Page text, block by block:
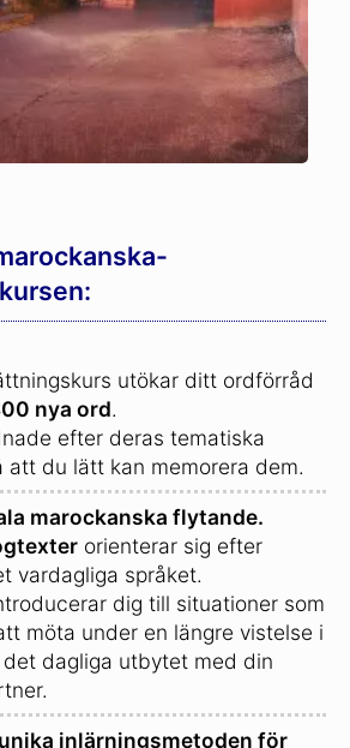
utökar ditt ordförråd
nya ord.
efter deras tematiska
att du lätt kan memorera dem.
marockanska flytande.
orienterar sig efter
vardagliga språket.
dig till situationer som
möta under en längre vistelse i
dagliga utbytet med din
unika inlärningsmetoden för